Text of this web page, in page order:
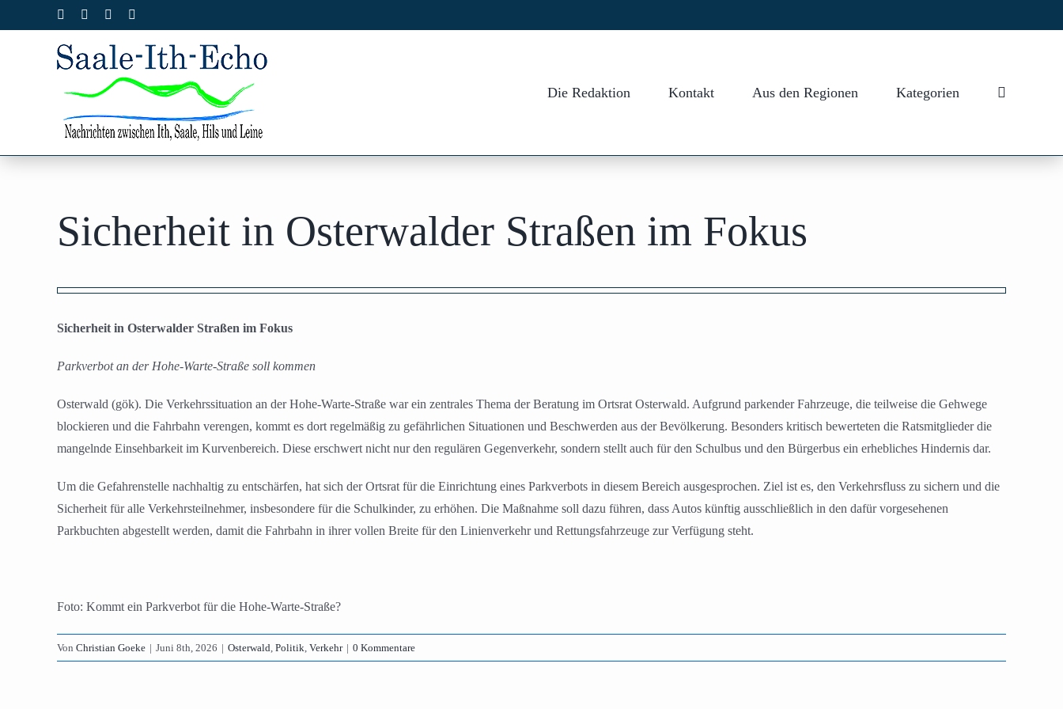
Inhalt
Facebook Instagram
Die Redaktion Kontakt Aus den Regionen Kategorien
Sicherheit in Osterwalder Straßen im Fokus
grösseres
Sicherheit in Osterwalder Straßen im Fokus
Parkverbot an der Hohe-Warte-Straße soll kommen
Osterwald (gök). Die Verkehrssituation an der Hohe-Warte-Straße war ein zentrales Thema der Beratung im Ortsrat Osterwald. Aufgrund parkender Fahrzeuge, die teilweise die Gehwege
blockieren und die Fahrbahn verengen, kommt es dort regelmäßig zu gefährlichen Situationen und Beschwerden aus der Bevölkerung. Besonders kritisch bewerteten die Ratsmitglieder die
mangelnde Einsehbarkeit im Kurvenbereich. Diese erschwert nicht nur den regulären Gegenverkehr, sondern stellt auch für den Schulbus und den Bürgerbus ein erhebliches Hindernis dar.
Um die Gefahrenstelle nachhaltig zu entschärfen, hat sich der Ortsrat für die Einrichtung eines Parkverbots in diesem Bereich ausgesprochen. Ziel ist es, den Verkehrsfluss zu sichern und die
Sicherheit für alle Verkehrsteilnehmer, insbesondere für die Schulkinder, zu erhöhen. Die Maßnahme soll dazu führen, dass Autos künftig ausschließlich in den dafür vorgesehenen
Parkbuchten abgestellt werden, damit die Fahrbahn in ihrer vollen Breite für den Linienverkehr und Rettungsfahrzeuge zur Verfügung steht.
Foto: Kommt ein Parkverbot für die Hohe-Warte-Straße?
Von Christian Goeke | Juni 8th, 2026 | Osterwald, Politik, Verkehr | 0 Kommentare